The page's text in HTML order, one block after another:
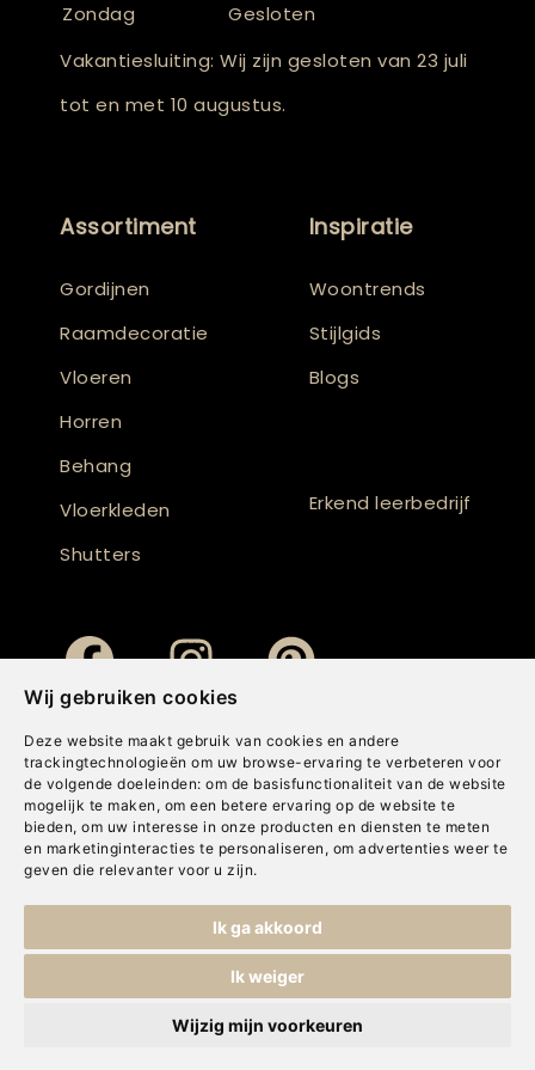
Wij gebruiken cookies
Deze website maakt gebruik van cookies en andere
trackingtechnologieën om uw browse-ervaring te verbeteren voor
de volgende doeleinden: om de basisfunctionaliteit van de website
mogelijk te maken , om een betere ervaring op de website te
bieden, om uw interesse in onze producten en diensten te meten
en marketinginteracties te personaliseren , om advertenties weer te
geven die relevanter voor u zijn.
Ik ga akkoord
Ik weiger
Wijzig mijn voorkeuren
Zondag
Gesloten
Vakantiesluiting: Wij zijn gesloten van 23 juli
tot en met 10 augustus.
Assortiment
Gordijnen
Raamdecoratie
Vloeren
Horren
Behang
Vloerkleden
Shutters
Inspiratie
Woontrends
Stijlgids
Blogs
Erkend leerbedrijf
Cookies